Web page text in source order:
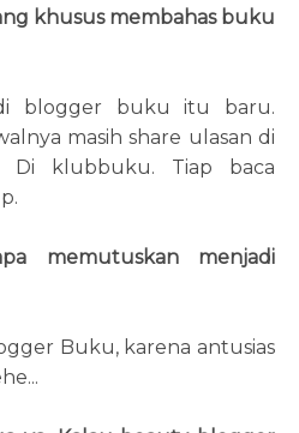
khusus membahas buku
blogger buku itu baru.
masih share ulasan di
Di klubbuku. Tiap baca
memutuskan menjadi
Buku, karena antusias